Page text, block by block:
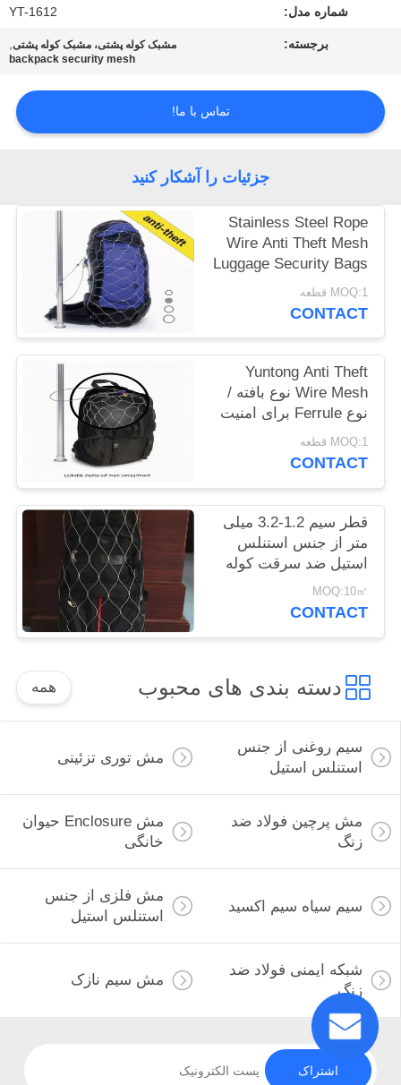
تماس
اخبار
قول
نقشه
سایت
PRIVACY
POLICY
شماره مدل: YT-1612
برجسته: مشبک کوله پشتی، مشبک کوله پشتی,
backpack security mesh
تماس با ما!
جزئیات را آشکار کنید
Stainless Steel Rope
Wire Anti Theft Mesh
Luggage Security Bags
Protector
MOQ:1 قطعه
CONTACT
Yuntong Anti Theft
Wire Mesh نوع بافته /
نوع Ferrule برای امنیت
مسافرتی
MOQ:1 قطعه
CONTACT
قطر سیم 1.2-3.2 میلی
متر از جنس استنلس
استیل ضد سرقت کوله
پشتی برای ایمنی
MOQ:10㎡
CONTACT
دسته بندی های محبوب همه
سیم روغنی از جنس
استنلس استیل
مش توری تزئینی
مش پرچین فولاد ضد
زنگ
مش Enclosure حیوان
خانگی
سیم سیاه سیم اکسید
مش فلزی از جنس
استنلس استیل
شبکه ایمنی فولاد ضد
زنگ
مش سیم نازک
اشتراک